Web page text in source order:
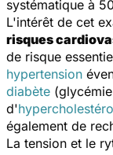
systématique à
L'intérêt de cet
risques
de risque
hypertension
diabète
d'
également de
La tension et le